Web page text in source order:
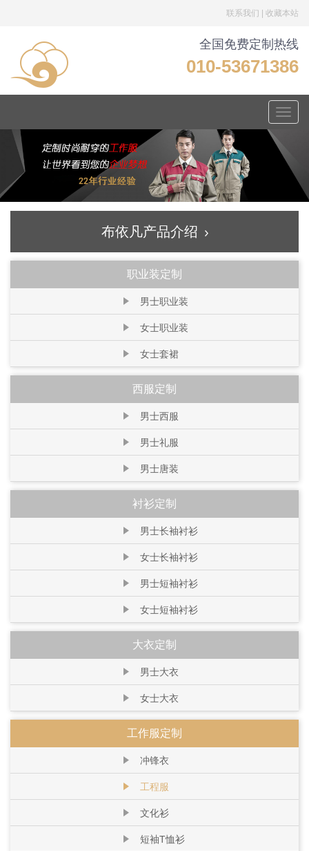
联系我们 收藏本站
全国免费定制热线
010-53671386
Toggle
布依凡产品介绍
职业装定制
男士职业装
女士职业装
女士套裙
西服定制
男士西服
男士礼服
男士唐装
衬衫定制
男士长袖衬衫
女士长袖衬衫
男士短袖衬衫
女士短袖衬衫
大衣定制
男士大衣
女士大衣
工作服定制
冲锋衣
工程服
文化衫
短袖T恤衫